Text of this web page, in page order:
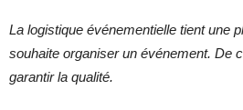
La logistique événementielle tient une
souhaite organiser un événement. De
garantir la qualité.